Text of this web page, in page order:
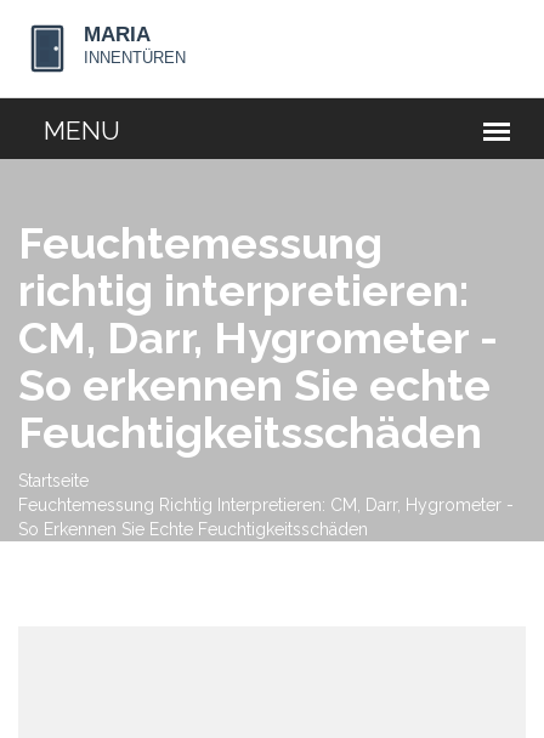
Feuchtemessung
richtig interpretieren:
CM, Darr, Hygrometer -
So erkennen Sie echte
Feuchtigkeitsschäden
Startseite
Feuchtemessung Richtig Interpretieren: CM, Darr, Hygrometer -
So Erkennen Sie Echte Feuchtigkeitsschäden